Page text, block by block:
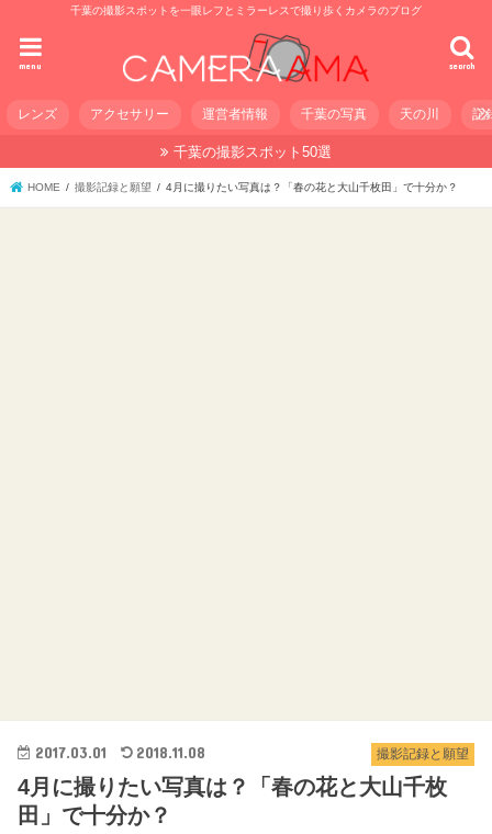
千葉の撮影スポットを一眼レフとミラーレスで撮り歩くカメラのブログ
search
menu
レンズ アクセサリー 運営者情報 千葉の写真 天の川 記
千葉の撮影スポット50選
HOME 撮影記録と願望 4月に撮りたい写真は？「春の花と大山千枚田」で十分か？
撮影記録と願望
2017.03.01 2018.11.08
4月に撮りたい写真は？「春の花と大山千枚
田」で十分か？